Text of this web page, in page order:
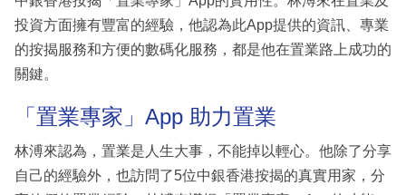
投資方面擁有豐富的經驗，他認為此App提供的資訊、專業
的按揭服務和方便的數碼化服務，都是他在置業路上成功的
關鍵。
「置業專家」App 助力置業
林溥來認為，置業是人生大事，不能掉以輕心。他除了分享
自己的經驗外，也訪問了5位中銀香港按揭的真實用家，分